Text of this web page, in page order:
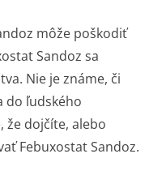
môže poškodiť
Sandoz sa
Nie je známe, či
do ľudského
že dojčíte, alebo
Febuxostat Sandoz.